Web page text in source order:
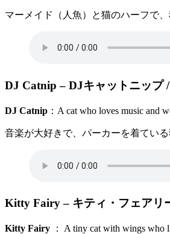
マーメイド（人魚）と猫のハーフで、
DJ Catnip – DJキャットニップ
DJ Catnip ：A cat who loves music and
音楽が大好きで、パーカーを着ている
Kitty Fairy– キティ・フェアリ
Kitty Fairy ： A tiny cat with wings who